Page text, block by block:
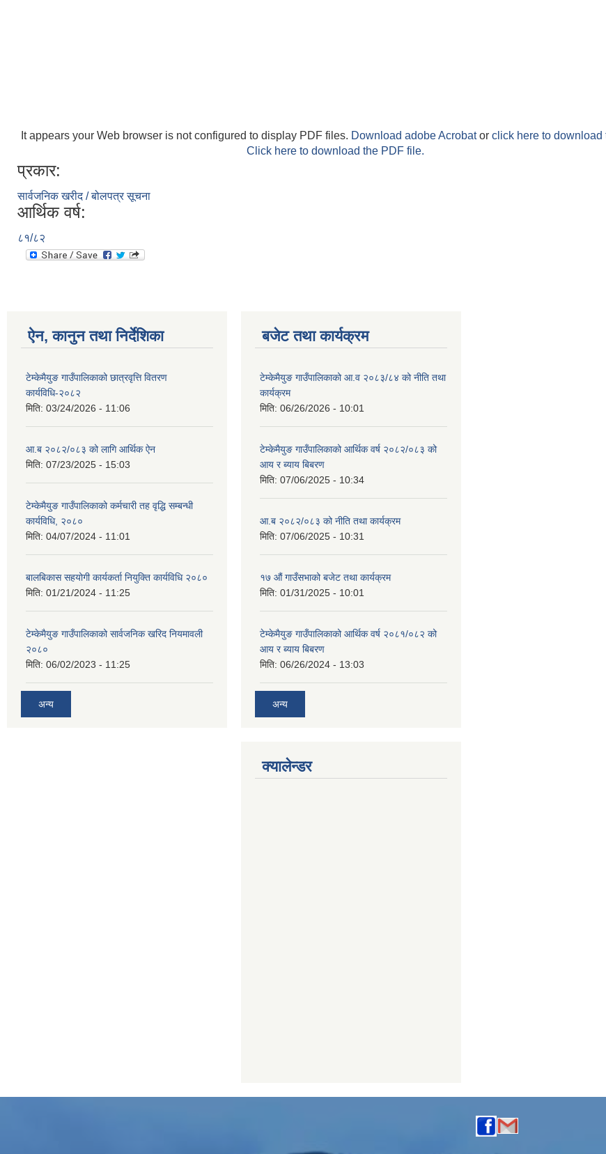
It appears your Web browser is not configured to display PDF files. Download adobe Acrobator click here to download
Click here to download the PDF file.
प्रकार:
सार्वजनिक खरीद / बोलपत्र सूचना
आर्थिक वर्ष:
८१/८२
ऐन, कानुन तथा निर्देशिका
टेम्केमैयुङ गाउँपालिकाको छात्रवृत्ति वितरण
कार्यविधि-२०८२
मिति: 03/24/2026 - 11:06
आ.ब २०८२/०८३ को लागि आर्थिक ऐन
मिति: 07/23/2025 - 15:03
टेम्केमैयुङ गाउँपालिकाको कर्मचारी तह वृद्धि सम्बन्धी
कार्यविधि, २०८०
मिति: 04/07/2024 - 11:01
बालबिकास सहयोगी कार्यकर्ता नियुक्ति कार्यविधि २०८०
मिति: 01/21/2024 - 11:25
टेम्केमैयुङ गाउँपालिकाको सार्वजनिक खरिद नियमावली
२०८०
मिति: 06/02/2023 - 11:25
अन्य
बजेट तथा कार्यक्रम
टेम्केमैयुङ गाउँपालिकाको आ.व २०८३/८४ को नीति तथा
कार्यक्रम
मिति: 06/26/2026 - 10:01
टेम्केमैयुङ गाउँपालिकाको आर्थिक वर्ष २०८२/०८३ को
आय र ब्याय बिबरण
मिति: 07/06/2025 - 10:34
आ.ब २०८२/०८३ को नीति तथा कार्यक्रम
मिति: 07/06/2025 - 10:31
१७ औं गाउँसभाको बजेट तथा कार्यक्रम
मिति: 01/31/2025 - 10:01
टेम्केमैयुङ गाउँपालिकाको आर्थिक वर्ष २०८१/०८२ को
आय र ब्याय बिबरण
मिति: 06/26/2024 - 13:03
अन्य
क्यालेन्डर